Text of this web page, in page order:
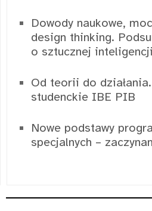
Dowody naukowe,
design thinking.
o sztucznej
Od teorii do
studenckie IBE PIB
Nowe podstawy
specjalnych –